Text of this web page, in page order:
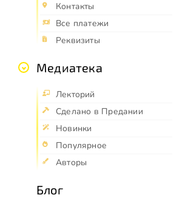
Контакты
Все платежи
Реквизиты
Медиатека
Лекторий
Сделано в Предании
Новинки
Популярное
Авторы
Блог